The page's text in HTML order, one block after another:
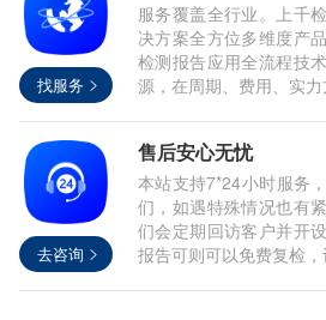
找服务
服务覆盖全行业。上千
决方案全方位多维度产
检测报告应用全流程技
源，在周期、费用、实力
去咨询
售后安心无忧
本站支持7*24小时服务
们，如遇特殊情况也有
们会定期回访客户并开
报告可则可以免费复检，